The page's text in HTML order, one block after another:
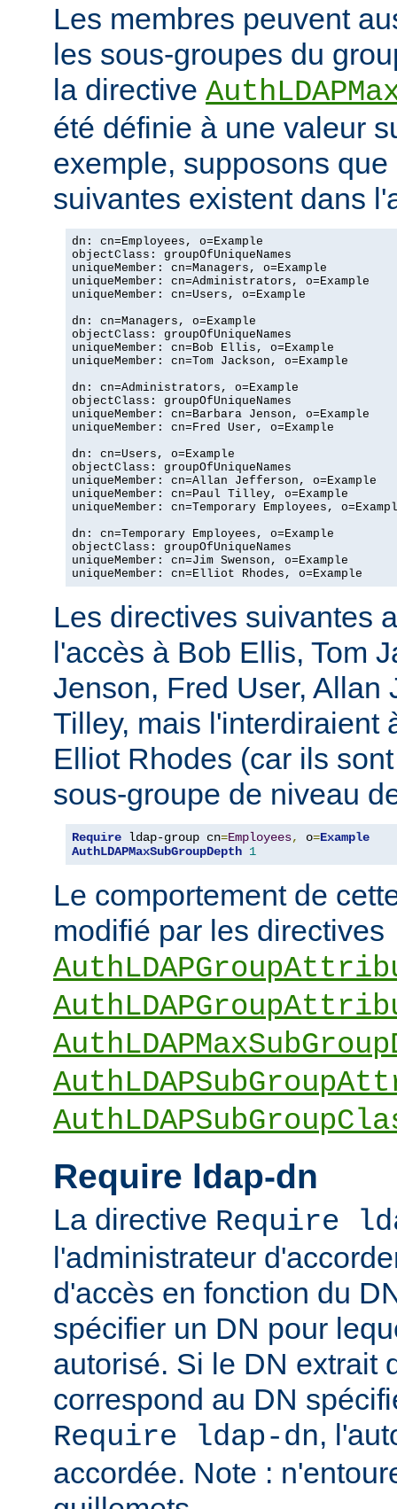
Les membres peuvent
les sous-groupes du
la directive
été définie à une valeur
exemple, supposons
suivantes existent dans
dn: cn=Employees, o=Example
objectClass: groupOfUniqueNames
uniqueMember: cn=Managers, o=Example
uniqueMember: cn=Administrators, o=Example
uniqueMember: cn=Users, o=Example
dn: cn=Managers, o=Example
objectClass: groupOfUniqueNames
uniqueMember: cn=Bob Ellis, o=Example
uniqueMember: cn=Tom Jackson, o=Example
dn: cn=Administrators, o=Example
objectClass: groupOfUniqueNames
uniqueMember: cn=Barbara Jenson, o=Example
uniqueMember: cn=Fred User, o=Example
dn: cn=Users, o=Example
objectClass: groupOfUniqueNames
uniqueMember: cn=Allan Jefferson, o=Example
uniqueMember: cn=Paul Tilley, o=Example
uniqueMember: cn=Temporary Employees,
dn: cn=Temporary Employees, o=Example
objectClass: groupOfUniqueNames
uniqueMember: cn=Jim Swenson, o=Example
uniqueMember: cn=Elliot Rhodes, o=Example
Les directives suivantes
l'accès à Bob Ellis, Tom
Jenson, Fred User, Allan
Tilley, mais l'interdiraient
Elliot Rhodes (car ils
sous-groupe de niveau
Require ldap-group cn=Employees, o=Example
AuthLDAPMaxSubGroupDepth 1
Le comportement de
modifié par les directives
Require ldap-dn
La directive Require
l'administrateur
d'accès en fonction du
spécifier un DN pour
autorisé. Si le DN extrait
correspond au DN
Require ldap-dn,
accordée. Note :